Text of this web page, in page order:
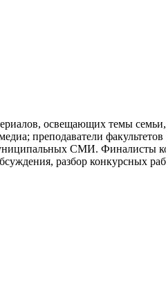
освещающих темы семьи,
преподаватели
СМИ. Финалисты
разбор конкурсных